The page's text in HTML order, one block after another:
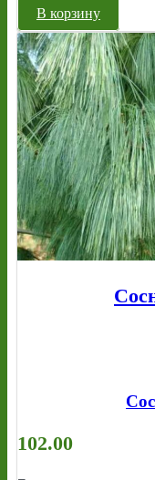
В корзину
102.00